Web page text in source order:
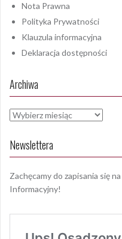
Nota Prawna
Polityka Prywatności
Klauzula informacyjna
Deklaracja dostępności
Archiwa
Archiwa
Newslettera
Zachęcamy do zapisania się
Informacyjny!